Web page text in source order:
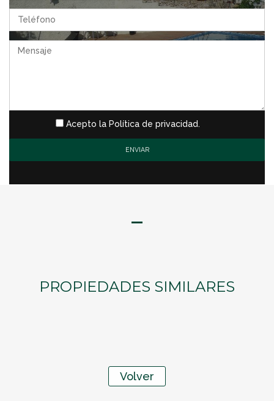
Acepto la Política de privacidad.
PROPIEDADES SIMILARES
Volver